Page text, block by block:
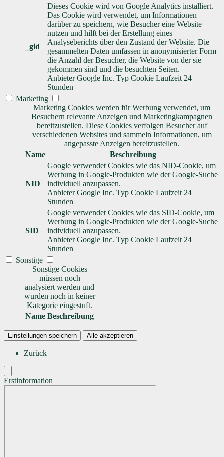
_gid
Dieses Cookie wird von Google Analytics installiert.
Das Cookie wird verwendet, um Informationen
darüber zu speichern, wie Besucher eine Website
nutzen und hilft bei der Erstellung eines
Analyseberichts über den Zustand der Website. Die
gesammelten Daten umfassen in anonymisierter Form
die Anzahl der Besucher, die Website von der sie
gekommen sind und die besuchten Seiten.
Anbieter Google Inc. Typ Cookie Laufzeit 24
Stunden
Marketing
Marketing Cookies werden für Werbung verwendet, um
Besuchern relevante Anzeigen und Marketingkampagnen
bereitzustellen. Diese Cookies verfolgen Besucher auf
verschiedenen Websites und sammeln Informationen, um
angepasste Anzeigen bereitzustellen.
Name
Beschreibung
NID
Google verwendet Cookies wie das NID-Cookie, um
Werbung in Google-Produkten wie der Google-Suche
individuell anzupassen.
Anbieter Google Inc. Typ Cookie Laufzeit 24
Stunden
SID
Google verwendet Cookies wie das SID-Cookie, um
Werbung in Google-Produkten wie der Google-Suche
individuell anzupassen.
Anbieter Google Inc. Typ Cookie Laufzeit 24
Stunden
Sonstige
Sonstige Cookies
müssen noch
analysiert werden und
wurden noch in keiner
Kategorie eingestuft.
Name Beschreibung
Einstellungen speichern Alle akzeptieren
Zurück
Erstinformation